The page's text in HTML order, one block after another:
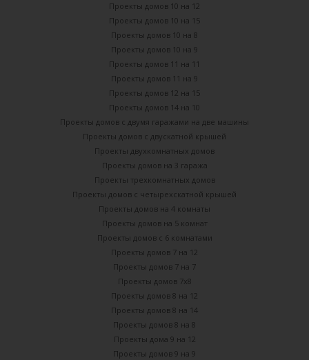
Проекты домов 10 на 12
Проекты домов 10 на 15
Проекты домов 10 на 8
Проекты домов 10 на 9
Проекты домов 11 на 11
Проекты домов 11 на 9
Проекты домов 12 на 15
Проекты домов 14 на 10
Проекты домов с двумя гаражами на две машины
Проекты домов с двускатной крышей
Проекты двухкомнатных домов
Проекты домов на 3 гаража
Проекты трехкомнатных домов
Проекты домов с четырехскатной крышей
Проекты домов на 4 комнаты
Проекты домов на 5 комнат
Проекты домов с 6 комнатами
Проекты домов 7 на 12
Проекты домов 7 на 7
Проекты домов 7х8
Проекты домов 8 на 12
Проекты домов 8 на 14
Проекты домов 8 на 8
Проекты дома 9 на 12
Проекты домов 9 на 9